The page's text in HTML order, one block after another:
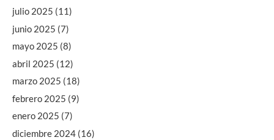
julio 2025 (11)
junio 2025 (7)
mayo 2025 (8)
abril 2025 (12)
marzo 2025 (18)
febrero 2025 (9)
enero 2025 (7)
diciembre 2024 (16)